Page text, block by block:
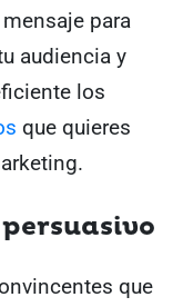
para
audiencia y
los
que quieres
que